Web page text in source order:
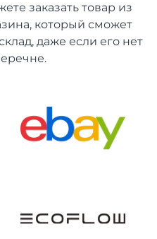
заказать товар из
который сможет
даже если его нет